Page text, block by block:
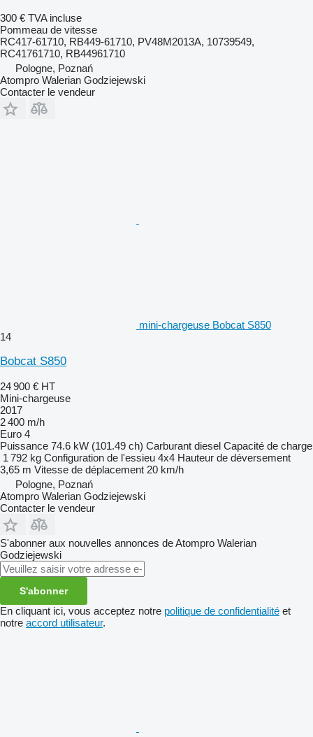
300 € TVA incluse
Pommeau de vitesse
RC417-61710, RB449-61710, PV48M2013A, 10739549,
RC41761710, RB44961710
Pologne, Poznań
Atompro Walerian Godziejewski
Contacter le vendeur
mini-chargeuse Bobcat S850
14
Bobcat S850
24 900 € HT
Mini-chargeuse
2017
2 400 m/h
Euro 4
Puissance 74.6 kW (101.49 ch) Carburant diesel Capacité de charge
1 792 kg Configuration de l'essieu 4x4 Hauteur de déversement
3,65 m Vitesse de déplacement 20 km/h
Pologne, Poznań
Atompro Walerian Godziejewski
Contacter le vendeur
S'abonner aux nouvelles annonces de Atompro Walerian
Godziejewski
S'abonner
En cliquant ici, vous acceptez notre politique de confidentialité et
notre accord utilisateur.